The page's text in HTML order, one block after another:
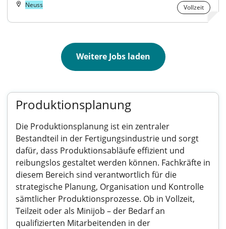
Neuss Vollzeit
Weitere Jobs laden
Produktionsplanung
Die Produktionsplanung ist ein zentraler
Bestandteil in der Fertigungsindustrie und sorgt
dafür, dass Produktionsabläufe effizient und
reibungslos gestaltet werden können. Fachkräfte in
diesem Bereich sind verantwortlich für die
strategische Planung, Organisation und Kontrolle
sämtlicher Produktionsprozesse. Ob in Vollzeit,
Teilzeit oder als Minijob – der Bedarf an
qualifizierten Mitarbeitenden in der